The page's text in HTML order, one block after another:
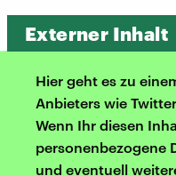
Externer Inhalt
Hier geht es zu
Anbieters wie
Wenn Ihr diesen
personenbezogene
und eventuell